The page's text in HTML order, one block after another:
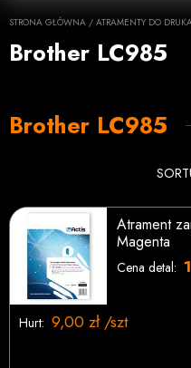
STRONA GŁÓWNA / ATRAMENTY DO
Brother LC985
Brother LC985
Atrament
Magenta
Cena detal:
Hurt: 9,00 zł /szt